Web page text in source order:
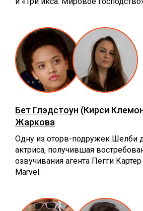
Бет Глэдстоун (Кирси
Жаркова
Одну из оторв-подружек Шелби
актриса, получившая
озвучивания агента Пегги
Marvel.